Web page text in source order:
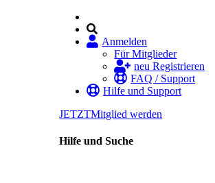
Anmelden
Für Mitglieder
neu Registrieren
FAQ / Support
Hilfe und Support
JETZTMitglied werden
Hilfe und Suche